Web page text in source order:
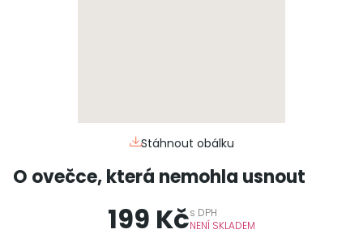
Stáhnout obálku
O ovečce, která nemohla usnout
199 Kčs DPH
NENÍ SKLADEM